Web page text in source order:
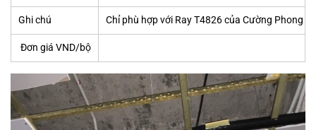
Ghi chú Chỉ phù hợp với Ray T4826 của Cường Phong
Đơn giá VND/bộ